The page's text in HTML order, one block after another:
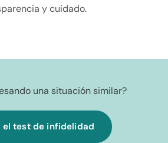
y cuidado.
una situación similar?
el test de infidelidad